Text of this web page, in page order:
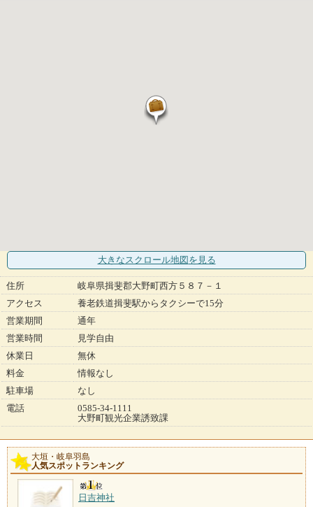
大きなスクロール地図 を見る
住所
岐阜県揖斐郡大野町西方５８７－１
アクセス
養老鉄道揖斐駅からタクシーで15分
営業期間
通年
営業時間
見学自由
休業日
無休
料金
情報なし
駐車場
なし
電話
0585-34-1111
大野町観光企業誘致課
大垣・岐阜羽島
人気スポットランキング
日吉神社